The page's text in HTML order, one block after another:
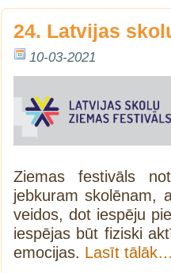
24. Latvijas
10-03-2021
Ziemas festivāls
jebkuram skolēnam,
veidos, dot iespēju
iespējas būt fiziski
emocijas. Lasīt